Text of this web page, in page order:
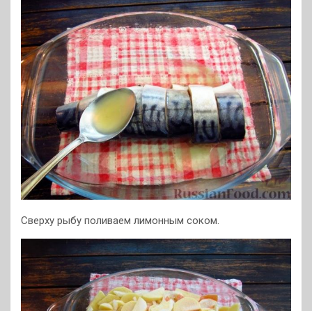
Сверху рыбу поливаем лимонным соком.